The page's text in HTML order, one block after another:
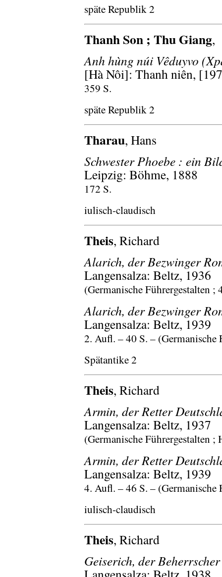
späte Republik 2
Thanh Son ; Thu Giang,
Anh hùng núi Vêduyvo
[Hà Nôi]: Thanh niên,
359 S.
späte Republik 2
Tharau, Hans
Schwester Phoebe : ein
Leipzig: Böhme, 1888
172 S.
iulisch-claudisch
Theis, Richard
Alarich, der Bezwinger
Langensalza: Beltz, 1936
(Germanische Führergestalten ;
Alarich, der Bezwinger
Langensalza: Beltz, 1939
2. Aufl. – 40 S. – (Germanische
Spätantike 2
Theis, Richard
Armin, der Retter
Langensalza: Beltz, 1937
(Germanische Führergestalten ;
Armin, der Retter
Langensalza: Beltz, 1939
4. Aufl. – 46 S. – (Germanische
iulisch-claudisch
Theis, Richard
Geiserich, der